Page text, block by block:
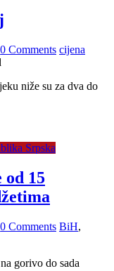
0 Comments cijena
niže su za dva do
Srpska
15
0 Comments BiH,
gorivo do sada